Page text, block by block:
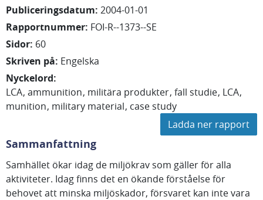
Publiceringsdatum: 2004-01-01
Rapportnummer: FOI-R--1373--SE
Sidor: 60
Skriven på: Engelska
Nyckelord:
LCA ammunition militära produkter fall studie LCA
munition military material case study
Ladda ner rapport
Sammanfattning
Samhället ökar idag de miljökrav som gäller för alla
aktiviteter. Idag finns det en ökande förståelse för
behovet att minska miljöskador, försvaret kan inte vara